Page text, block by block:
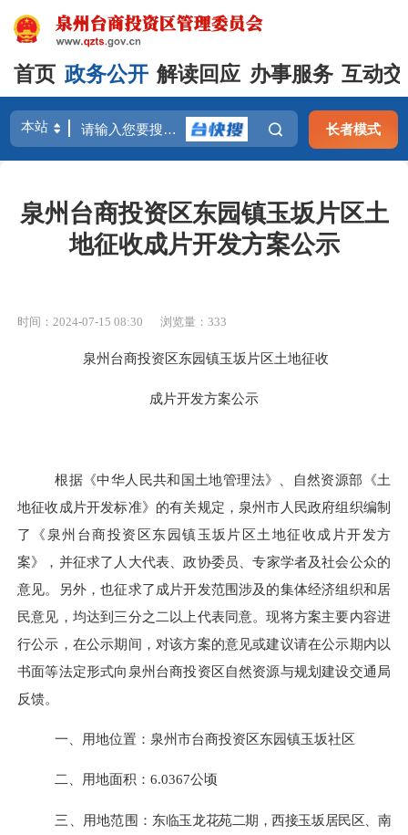
首页 政务公开 解读回应 办事服务 互动
长者模式
泉州台商投资区东园镇玉坂片区土
地征收成片开发方案公示
时间：2024-07-15 08:30 浏览量： 333
泉州台商投资区东园镇玉坂片区土地征收
成片开发方案公示
根据《中华人民共和国土地管理法》、自然资源部《土
地征收成片开发标准》的有关规定， 泉州市人民政府组织编制
了《 泉州台商投资区东园镇玉坂片区土地征收成片开发方
案》 ，并征求了 人大代表、政协委员、专家学者及社会公众的
意见。
另外，也征求了成片开发范围涉及的集体经济组织和居
民意见，均达到三分之二以上代表同意。现将方案主要内容进
行公示，在公示期间，对该方案的意见或建议请在公示期内以
书面等法定形式向 泉州台商投资区自然资源与规划建设交通局
反馈。
一、 用地位置： 泉州市台商投资区东园镇玉坂社区
二、 用地面积：6.0367公顷
三、用地范围： 东临玉龙花苑二期，西接玉坂居民区、南